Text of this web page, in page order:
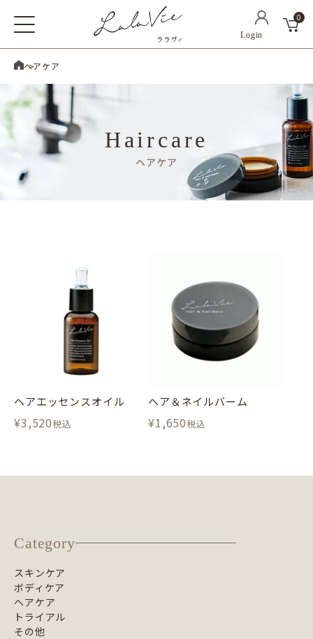
0
ホーム
ヘアケア
Haircare
ヘアケア
ヘアエッセンスオイル
¥3,520税込
ヘア＆ネイルバーム
¥1,650税込
Category
スキンケア
ボディケア
ヘアケア
トライアル
その他